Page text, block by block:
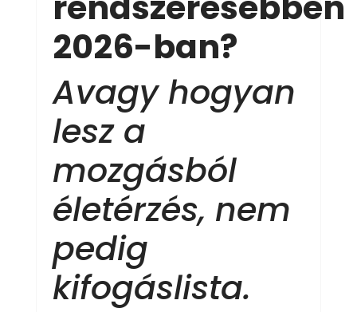
2026-ban?
Avagy hogyan
lesz a
mozgásból
életérzés, nem
pedig
kifogáslista.